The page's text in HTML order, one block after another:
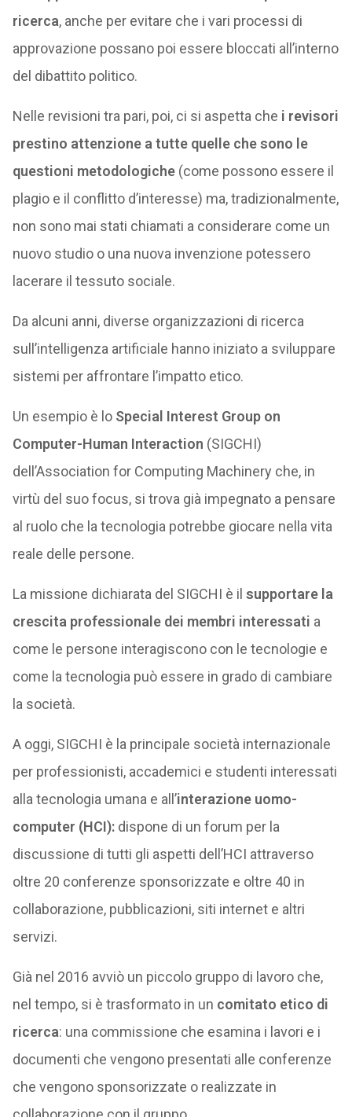
ricerca, anche per evitare che i vari processi di
approvazione possano poi essere bloccati all’interno
del dibattito politico.
Nelle revisioni tra pari, poi, ci si aspetta che i revisori
prestino attenzione a tutte quelle che sono le
questioni metodologiche(come possono essere il
plagio e il conflitto d’interesse) ma, tradizionalmente,
non sono mai stati chiamati a considerare come un
nuovo studio o una nuova invenzione potessero
lacerare il tessuto sociale.
Da alcuni anni, diverse organizzazioni di ricerca
sull’intelligenza artificiale hanno iniziato a sviluppare
sistemi per affrontare l’impatto etico.
Un esempio è lo Special Interest Group on
Computer-Human Interaction (SIGCHI)
dell’Association for Computing Machinery che, in
virtù del suo focus, si trova già impegnato a pensare
al ruolo che la tecnologia potrebbe giocare nella vita
reale delle persone.
La missione dichiarata del SIGCHI è il supportare la
crescita professionale dei membri interessati a
come le persone interagiscono con le tecnologie e
come la tecnologia può essere in grado di cambiare
la società.
A oggi, SIGCHI è la principale società internazionale
per professionisti, accademici e studenti interessati
alla tecnologia umana e all’interazione uomo-
computer (HCI): dispone di un forum per la
discussione di tutti gli aspetti dell’HCI attraverso
oltre 20 conferenze sponsorizzate e oltre 40 in
collaborazione, pubblicazioni, siti internet e altri
servizi.
Già nel 2016 avviò un piccolo gruppo di lavoro che,
nel tempo, si è trasformato in un comitato etico di
ricerca: una commissione che esamina i lavori e i
documenti che vengono presentati alle conferenze
che vengono sponsorizzate o realizzate in